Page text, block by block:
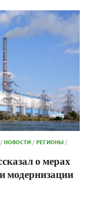
/НОВОСТИ /РЕГИОНЫ /
о мерах
модернизации